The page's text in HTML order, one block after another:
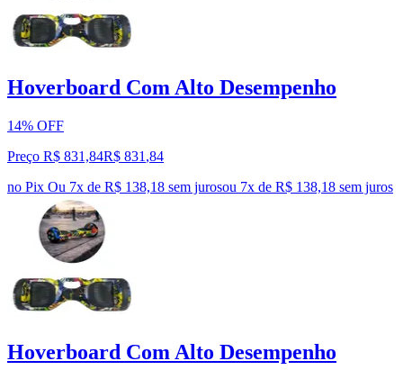
Hoverboard Com Alto Desempenho
14% OFF
Preço R$ 831,84R$ 831 ,84
no Pix Ou 7x de R$ 138,18 sem jurosou 7x de R$ 138,18 sem juros
Hoverboard Com Alto Desempenho